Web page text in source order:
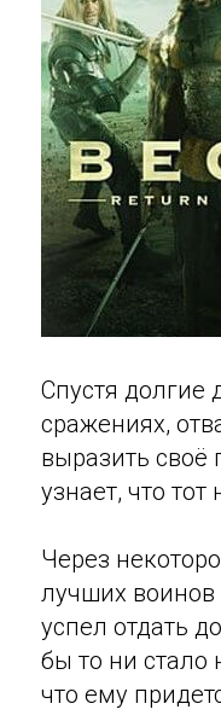
Спустя долгие
сражениях,
выразить своё
узнает, что
Через
лучших воинов
успел отдать
бы то ни стало
что ему